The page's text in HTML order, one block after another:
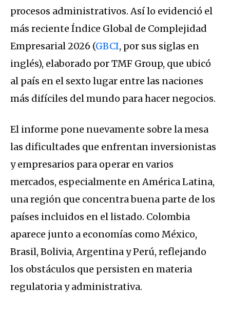
procesos administrativos. Así lo evidenció el
más reciente Índice Global de Complejidad
Empresarial 2026 (GBCI, por sus siglas en
inglés), elaborado por TMF Group, que ubicó
al país en el sexto lugar entre las naciones
más difíciles del mundo para hacer negocios.
El informe pone nuevamente sobre la mesa
las dificultades que enfrentan inversionistas
y empresarios para operar en varios
mercados, especialmente en América Latina,
una región que concentra buena parte de los
países incluidos en el listado. Colombia
aparece junto a economías como México,
Brasil, Bolivia, Argentina y Perú, reflejando
los obstáculos que persisten en materia
regulatoria y administrativa.